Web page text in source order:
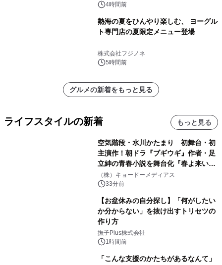
4時間前
熱海の夏をひんやり楽しむ、 ヨーグル
ト専門店の夏限定メニュー登場
株式会社フジノネ
5時間前
グルメの新着をもっと見る
ライフスタイルの新着 もっと見る
空気階段・水川かたまり 初舞台・初
主演作！朝ドラ『ブギウギ』作者・足
立紳の青春小説を舞台化『春よ来い、
マジで来い』キービジュアル解禁！
（株）キョードーメディアス
33分前
【お盆休みの自分探し】「何がしたい
か分からない」を抜け出すトリセツの
作り方
撫子Plus株式会社
1時間前
「こんな支援のかたちがあるなんて」